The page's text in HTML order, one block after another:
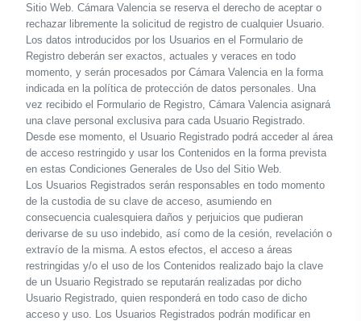
Sitio Web. Cámara Valencia se reserva el derecho de aceptar o
rechazar libremente la solicitud de registro de cualquier Usuario.
Los datos introducidos por los Usuarios en el Formulario de
Registro deberán ser exactos, actuales y veraces en todo
momento, y serán procesados por Cámara Valencia en la forma
indicada en la política de protección de datos personales. Una
vez recibido el Formulario de Registro, Cámara Valencia asignará
una clave personal exclusiva para cada Usuario Registrado.
Desde ese momento, el Usuario Registrado podrá acceder al área
de acceso restringido y usar los Contenidos en la forma prevista
en estas Condiciones Generales de Uso del Sitio Web.
Los Usuarios Registrados serán responsables en todo momento
de la custodia de su clave de acceso, asumiendo en
consecuencia cualesquiera daños y perjuicios que pudieran
derivarse de su uso indebido, así como de la cesión, revelación o
extravío de la misma. A estos efectos, el acceso a áreas
restringidas y/o el uso de los Contenidos realizado bajo la clave
de un Usuario Registrado se reputarán realizadas por dicho
Usuario Registrado, quien responderá en todo caso de dicho
acceso y uso. Los Usuarios Registrados podrán modificar en